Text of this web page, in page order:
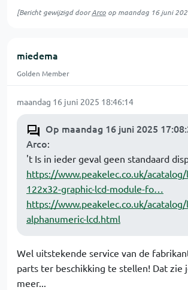
[Bericht gewijzigd doorArco op maandag 16 juni
miedema
Golden Member
maandag 16 juni 2025 18:46:14
Op maandag 16 juni 2025
Arco:
't Is in ieder geval geen standaard
https://www.peakelec.co.uk/
122x32-graphic-lcd-module-fo…
https://www.peakelec.co.uk/
alphanumeric-lcd.html
Wel uitstekende service van de
parts ter beschikking te stellen! Dat zie
meer...